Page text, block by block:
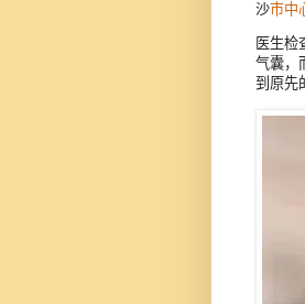
沙市中
医生检
气囊，
到原先